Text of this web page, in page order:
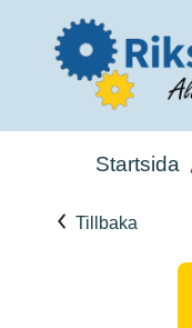
Startsida
Tillbaka